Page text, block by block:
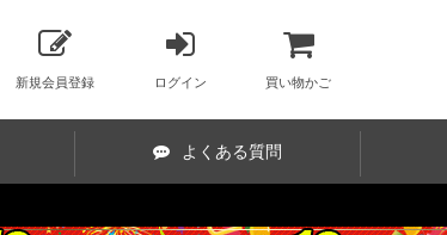
新規会員登録 ログイン 買い物かご
よくある質問